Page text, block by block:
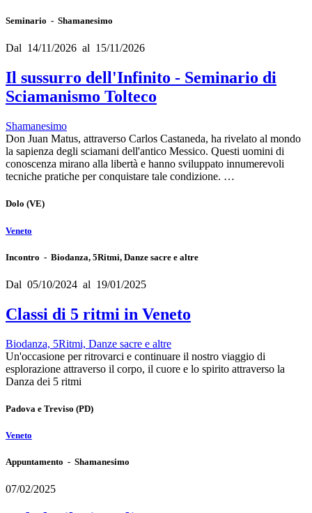
Seminario - Shamanesimo
Dal 14/11/2026 al 15/11/2026
Il sussurro dell'Infinito - Seminario di
Sciamanismo Tolteco
Shamanesimo
Don Juan Matus, attraverso Carlos Castaneda, ha rivelato al mondo
la sapienza degli sciamani dell'antico Messico. Questi uomini di
conoscenza mirano alla libertà e hanno sviluppato innumerevoli
tecniche pratiche per conquistare tale condizione. …
Dolo (VE)
Veneto
Incontro - Biodanza, 5Ritmi, Danze sacre e altre
Dal 05/10/2024 al 19/01/2025
Classi di 5 ritmi in Veneto
Biodanza, 5Ritmi, Danze sacre e altre
Un'occasione per ritrovarci e continuare il nostro viaggio di
esplorazione attraverso il corpo, il cuore e lo spirito attraverso la
Danza dei 5 ritmi
Padova e Treviso (PD)
Veneto
Appuntamento - Shamanesimo
07/02/2025